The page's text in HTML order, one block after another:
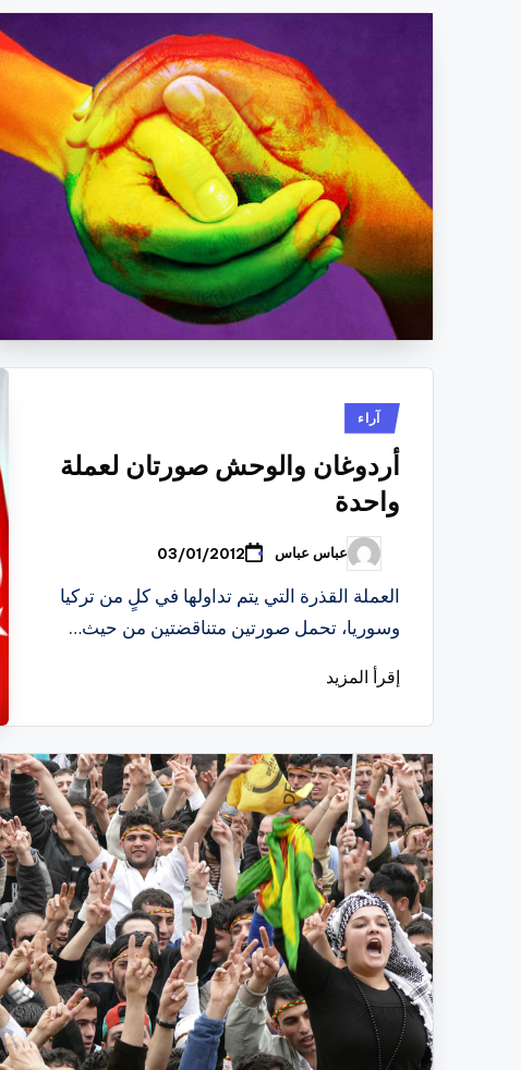
نُشر
في
آراء
أردوغان والوحش صورتان لعملة
واحدة
تمّ
النشر
بواسطة
عباس عباس 03/01/2012
العملة القذرة التي يتم تداولها في كلٍ من تركيا
وسوريا، تحمل صورتين متناقضتين من حيث…
إقرأ المزيد